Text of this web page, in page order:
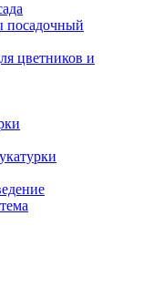
посадочный
цветников и